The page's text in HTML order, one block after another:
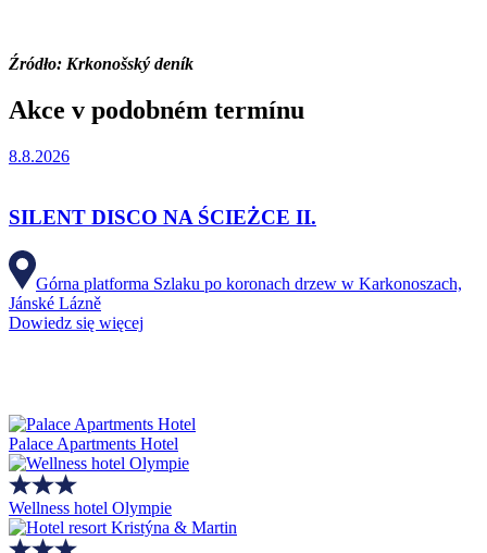
Źródło: Krkonošský deník
Akce v podobném termínu
8.8.2026
SILENT DISCO NA ŚCIEŻCE II.
Górna platforma Szlaku po koronach drzew w Karkonoszach,
Jánské Lázně
Dowiedz się więcej
Palace Apartments Hotel
Wellness hotel Olympie